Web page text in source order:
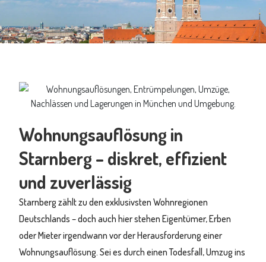
Wohnungsauflösung in
Starnberg – diskret, effizient
und zuverlässig
Starnberg zählt zu den exklusivsten Wohnregionen
Deutschlands – doch auch hier stehen Eigentümer, Erben
oder Mieter irgendwann vor der Herausforderung einer
Wohnungsauflösung. Sei es durch einen Todesfall, Umzug ins